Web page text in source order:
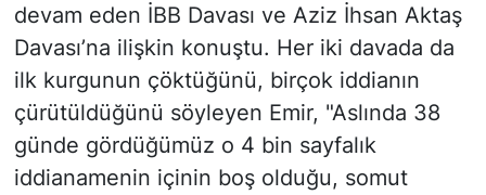
devam eden İBB Davası ve Aziz İhsan Aktaş
Davası’na ilişkin konuştu. Her iki davada da
ilk kurgunun çöktüğünü, birçok iddianın
çürütüldüğünü söyleyen Emir, "Aslında 38
günde gördüğümüz o 4 bin sayfalık
iddianamenin içinin boş olduğu, somut